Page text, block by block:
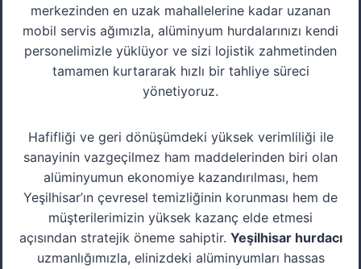
merkezinden en uzak mahallelerine kadar uzanan
mobil servis ağımızla, alüminyum hurdalarınızı kendi
personelimizle yüklüyor ve sizi lojistik zahmetinden
tamamen kurtararak hızlı bir tahliye süreci
yönetiyoruz.
Hafifliği ve geri dönüşümdeki yüksek verimliliği ile
sanayinin vazgeçilmez ham maddelerinden biri olan
alüminyumun ekonomiye kazandırılması, hem
Yeşilhisar’ın çevresel temizliğinin korunması hem de
müşterilerimizin yüksek kazanç elde etmesi
açısından stratejik öneme sahiptir. Yeşilhisar hurdacı
uzmanlığımızla, elinizdeki alüminyumları hassas